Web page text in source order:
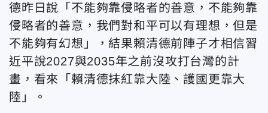
德昨日說「不能夠靠侵略者的善意，不能夠靠
侵略者的善意，我們對和平可以有理想，但是
不能夠有幻想」，結果賴清德前陣子才相信習
近平說2027與2035年之前沒攻打台灣的計
畫，看來「賴清德抹紅靠大陸、護國更靠大
陸」。